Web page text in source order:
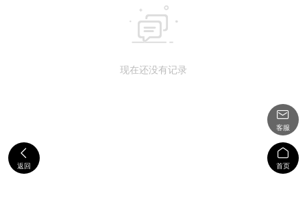

现在还没有记录

返回

客服

首页